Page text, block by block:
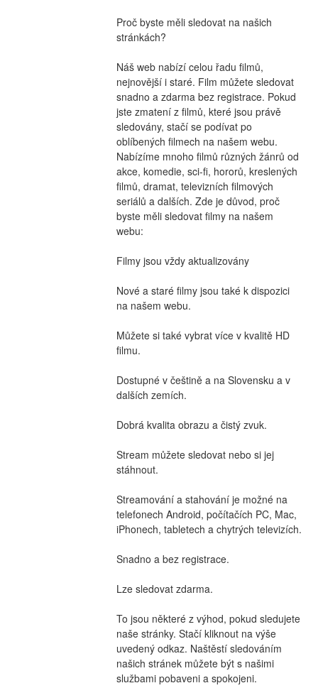
Proč byste měli sledovat na našich
stránkách?
Náš web nabízí celou řadu filmů,
nejnovější i staré. Film můžete sledovat
snadno a zdarma bez registrace. Pokud
jste zmatení z filmů, které jsou právě
sledovány, stačí se podívat po
oblíbených filmech na našem webu.
Nabízíme mnoho filmů různých žánrů od
akce, komedie, sci-fi, hororů, kreslených
filmů, dramat, televizních filmových
seriálů a dalších. Zde je důvod, proč
byste měli sledovat filmy na našem
webu:
Filmy jsou vždy aktualizovány
Nové a staré filmy jsou také k dispozici
na našem webu.
Můžete si také vybrat více v kvalitě HD
filmu.
Dostupné v češtině a na Slovensku a v
dalších zemích.
Dobrá kvalita obrazu a čistý zvuk.
Stream můžete sledovat nebo si jej
stáhnout.
Streamování a stahování je možné na
telefonech Android, počítačích PC, Mac,
iPhonech, tabletech a chytrých televizích.
Snadno a bez registrace.
Lze sledovat zdarma.
To jsou některé z výhod, pokud sledujete
naše stránky. Stačí kliknout na výše
uvedený odkaz. Naštěstí sledováním
našich stránek můžete být s našimi
službami pobaveni a spokojeni.